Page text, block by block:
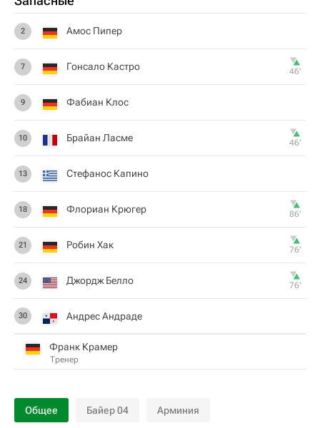
2 Амос Пипер
7 Гонсало Кастро 46‎’‎
9 Фабиан Клос
10 Брайан Ласме 46‎’‎
13 Стефанос Капино
18 Флориан Крюгер 86‎’‎
21 Робин Хак 76‎’‎
24 Джордж Белло 76‎’‎
30 Андрес Андраде
Франк Крамер
Тренер
Общее Байер 04 Арминия